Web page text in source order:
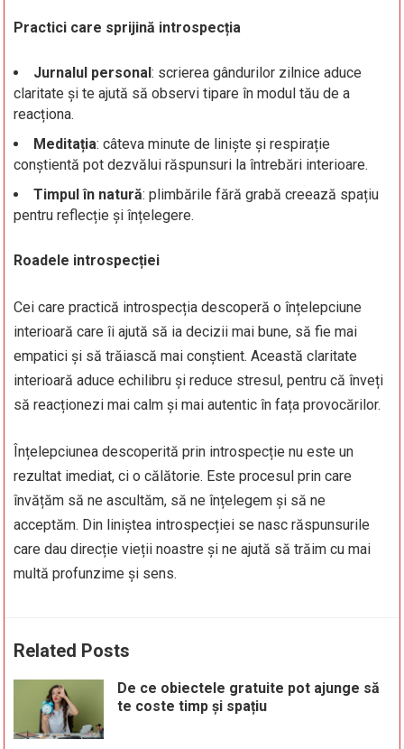
Practici care sprijină introspecția
Jurnalul personal: scrierea gândurilor zilnice aduce
claritate și te ajută să observi tipare în modul tău de a
reacționa.
Meditația: câteva minute de liniște și respirație
conștientă pot dezvălui răspunsuri la întrebări interioare.
Timpul în natură: plimbările fără grabă creează spațiu
pentru reflecție și înțelegere.
Roadele introspecției
Cei care practică introspecția descoperă o înțelepciune
interioară care îi ajută să ia decizii mai bune, să fie mai
empatici și să trăiască mai conștient. Această claritate
interioară aduce echilibru și reduce stresul, pentru că înveți
să reacționezi mai calm și mai autentic în fața provocărilor.
Înțelepciunea descoperită prin introspecție nu este un
rezultat imediat, ci o călătorie. Este procesul prin care
învățăm să ne ascultăm, să ne înțelegem și să ne
acceptăm. Din liniștea introspecției se nasc răspunsurile
care dau direcție vieții noastre și ne ajută să trăim cu mai
multă profunzime și sens.
Related Posts
De ce obiectele gratuite pot ajunge să
te coste timp și spațiu